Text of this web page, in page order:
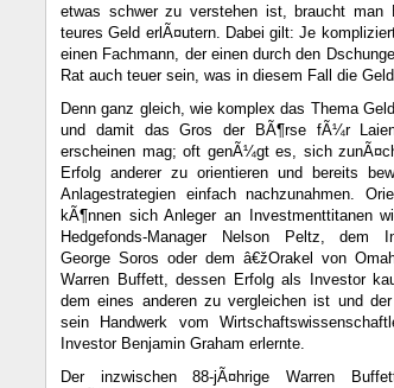
etwas schwer zu verstehen ist, braucht
teures Geld erlÃ¤utern. Dabei gilt: Je
einen Fachmann, der einen durch den
Rat auch teuer sein, was in diesem Fall die
Denn ganz gleich, wie komplex das Thema
und damit das Gros der BÃ¶rse fÃ¼r
erscheinen mag; oft genÃ¼gt es, sich
Erfolg anderer zu orientieren und bereits
Anlagestrategien einfach nachzunahmen.
kÃ¶nnen sich Anleger an Investmenttitanen
Hedgefonds-Manager Nelson Peltz, dem
George Soros oder dem â€žOrakel von
Warren Buffett, dessen Erfolg als Investor
dem eines anderen zu vergleichen ist und
sein Handwerk vom
Investor Benjamin Graham erlernte.
Der inzwischen 88-jÃ¤hrige Warren